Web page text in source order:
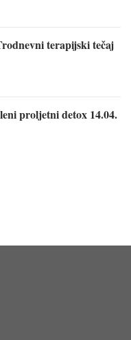
terapijski tečaj
proljetni detox 14.04.